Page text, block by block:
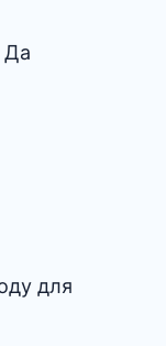
Да